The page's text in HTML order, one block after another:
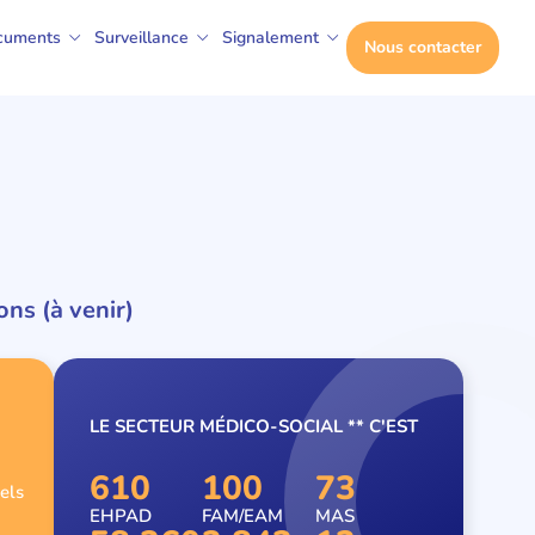
Surveillance Signalement Nous contacter
(à venir)
LE SECTEUR MÉDICO-SOCIAL ** C'EST
EHPAD
610
FAM/EAM
100
MAS
73